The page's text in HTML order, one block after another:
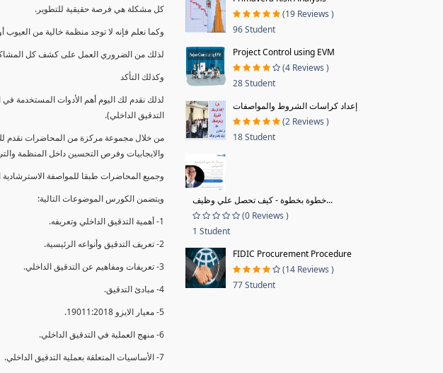
كل مشكلة هي فرصة حقيقية للتطوير.
وكما نعلم فإنه لا توجد منظمة خالية من العيوب
لذلك من الضروري العمل على كشف كل المشاكل
وكذلك التأكد
لذلك نقدم لك اليوم أهم الأدوات المستخدمة
التدقيق الداخلي).
من خلال مجموعة مركزة من المحاضرات نقدم لك
والايجابيات وفرص التحسين داخل المنظمة
وجميع المحاضرات طبقا للمواصفة الاسترشادية الأيزو
ويتضمن الكورس الموضوعات التالية:
1- أهمية التدقيق الداخلي وتعريفه.
2- تعريف التدقيق وأنواعه الرئيسية.
3- تعريفات ومفاهيم عن التدقيق الداخلي.
4- مبادئ التدقيق.
5- معيار الايزو 19011:2018.
6- منهج العملية في التدقيق الداخلي.
7- الأساسيات المتعلقة بعملية التدقيق الداخلي.
(19 Reviews )
96 Student
Project Control using EVM
(4 Reviews )
28 Student
إعداد كراسات الشروط والمواصفات
(2 Reviews )
18 Student
خطوة بخطوة - كيف تحصل علي وظيف...
(0 Reviews )
1 Student
FIDIC Procurement Procedure
(14 Reviews )
77 Student